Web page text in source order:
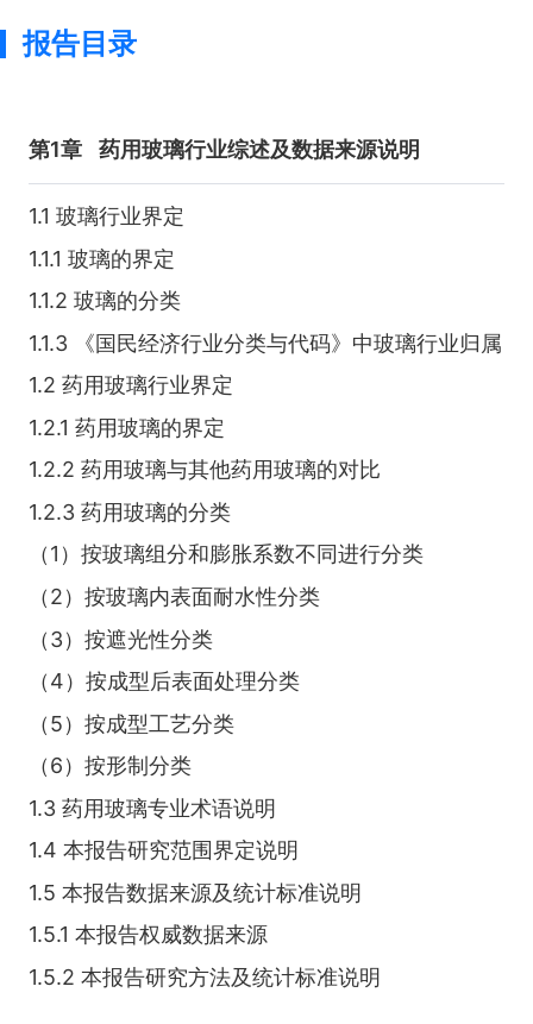
报告目录
第1章 药用玻璃行业综述及数据来源说明
1.1 玻璃行业界定
1.1.1 玻璃的界定
1.1.2 玻璃的分类
1.1.3 《国民经济行业分类与代码》中玻璃行业归属
1.2 药用玻璃行业界定
1.2.1 药用玻璃的界定
1.2.2 药用玻璃与其他药用玻璃的对比
1.2.3 药用玻璃的分类
（1）按玻璃组分和膨胀系数不同进行分类
（2）按玻璃内表面耐水性分类
（3）按遮光性分类
（4）按成型后表面处理分类
（5）按成型工艺分类
（6）按形制分类
1.3 药用玻璃专业术语说明
1.4 本报告研究范围界定说明
1.5 本报告数据来源及统计标准说明
1.5.1 本报告权威数据来源
1.5.2 本报告研究方法及统计标准说明